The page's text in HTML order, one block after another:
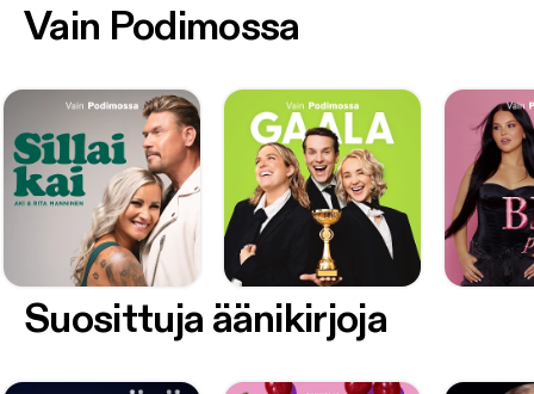
Vain Podimossa
Suosittuja äänikirjoja